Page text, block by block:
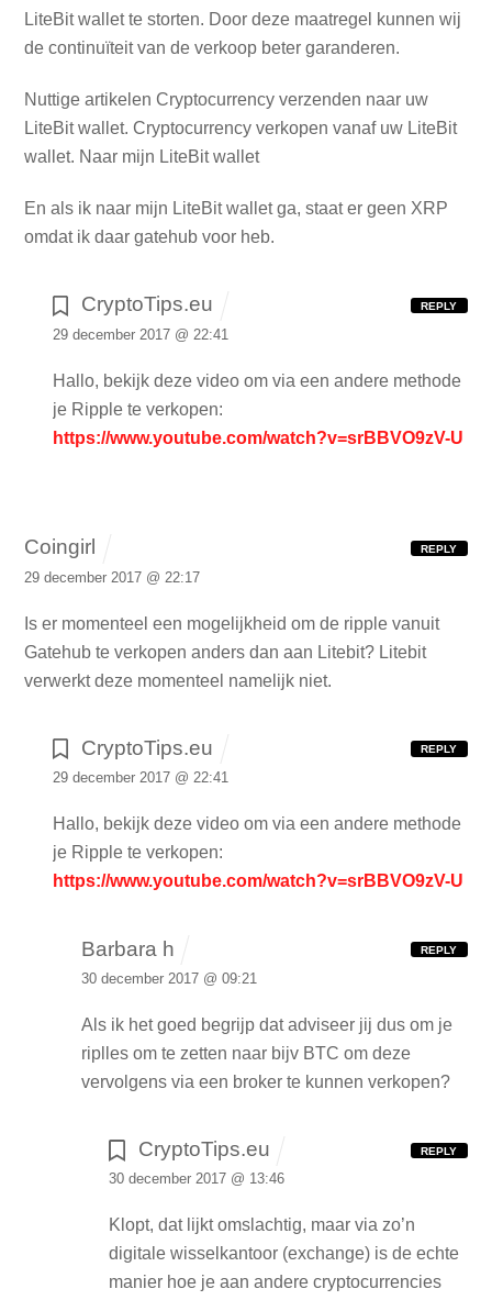
LiteBit wallet te storten. Door deze maatregel kunnen wij
de continuïteit van de verkoop beter garanderen.
Nuttige artikelen Cryptocurrency verzenden naar uw
LiteBit wallet. Cryptocurrency verkopen vanaf uw LiteBit
wallet. Naar mijn LiteBit wallet
En als ik naar mijn LiteBit wallet ga, staat er geen XRP
omdat ik daar gatehub voor heb.
CryptoTips.eu
29 december 2017 @ 22:41
Hallo, bekijk deze video om via een andere methode
je Ripple te verkopen:
https://www.youtube.com/watch?v=srBBVO9zV-U
REPLY
Coingirl
29 december 2017 @ 22:17
Is er momenteel een mogelijkheid om de ripple vanuit
Gatehub te verkopen anders dan aan Litebit? Litebit
verwerkt deze momenteel namelijk niet.
REPLY
CryptoTips.eu
29 december 2017 @ 22:41
Hallo, bekijk deze video om via een andere methode
je Ripple te verkopen:
https://www.youtube.com/watch?v=srBBVO9zV-U
REPLY
Barbara h
30 december 2017 @ 09:21
Als ik het goed begrijp dat adviseer jij dus om je
riplles om te zetten naar bijv BTC om deze
vervolgens via een broker te kunnen verkopen?
REPLY
CryptoTips.eu
30 december 2017 @ 13:46
Klopt, dat lijkt omslachtig, maar via zo’n
digitale wisselkantoor (exchange) is de echte
manier hoe je aan andere cryptocurrencies
REPLY